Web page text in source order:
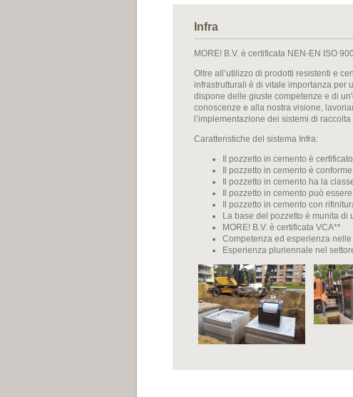
Infra
MORE! B.V. è certificata NEN-EN ISO
Oltre all’utilizzo di prodotti resistenti e
infrastrutturali è di vitale importanza per
dispone delle giuste competenze e di
conoscenze e alla nostra visione,
l’implementazione dei sistemi di
Caratteristiche del sistema Infra:
Il pozzetto in cemento è
Il pozzetto in cemento è
Il pozzetto in cemento ha la
Il pozzetto in cemento può
Il pozzetto in cemento con
La base del pozzetto è munita di
MORE! B.V. è certificata VCA**
Competenza ed esperienza
Esperienza pluriennale nel